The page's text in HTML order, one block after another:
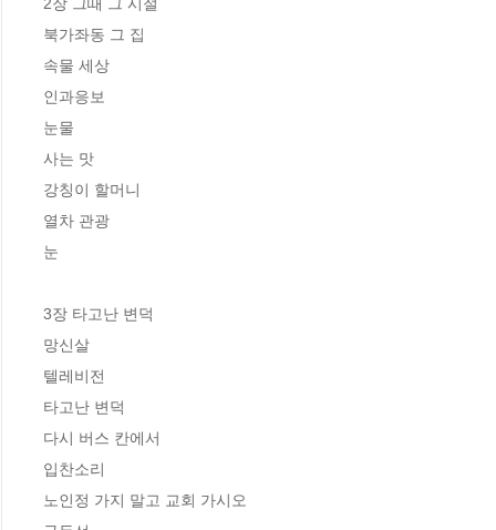
북가좌동 그 집
속물 세상
인과응보
눈물
사는 맛
강칭이 할머니
열차 관광
눈
3장 타고난 변덕
망신살
텔레비전
타고난 변덕
다시 버스 칸에서
입찬소리
노인정 가지 말고 교회 가시오